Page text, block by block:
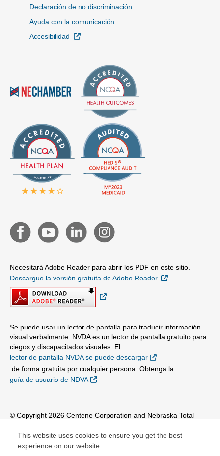
This website uses cookies to ensure you get the best
experience on our website.
Declaración de no discriminación
Ayuda con la comunicación
Accesibilidad
Sitio Externo
Necesitará Adobe Reader para abrir los PDF en este sitio.
Descargue la versión gratuita de Adobe Reader.
Sitio Externo
Sitio Externo
Se puede usar un lector de pantalla para traducir información
visual verbalmente. NVDA es un lector de pantalla gratuito para
ciegos y discapacitados visuales. El
lector de pantalla NVDA se puede descargar
Sitio Externo
de forma gratuita por cualquier persona. Obtenga la
guía de usuario de NDVA
Sitio Externo
© Copyright 2026 Centene Corporation and Nebraska Total